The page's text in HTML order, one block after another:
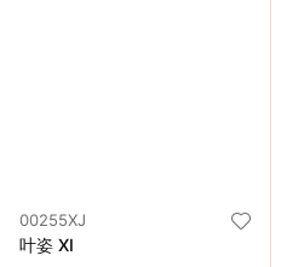
00255XJ
叶姿 XI